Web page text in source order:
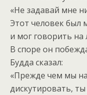
«Не задавай мне
Этот человек был
и мог говорить
В споре он
Будда сказал:
«Прежде чем мы
дискутировать,